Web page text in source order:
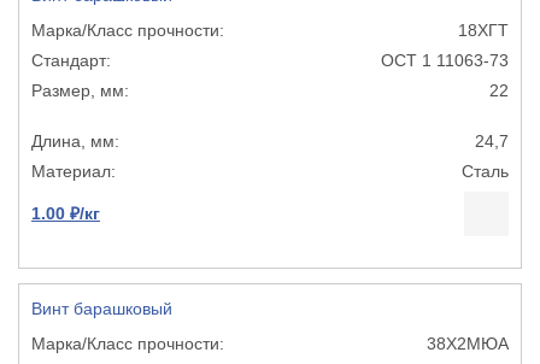
18ХГТ
ОСТ 1 11063-73
22
24,7
Сталь
1.00 ₽/кг
Винт барашковый
38Х2МЮА